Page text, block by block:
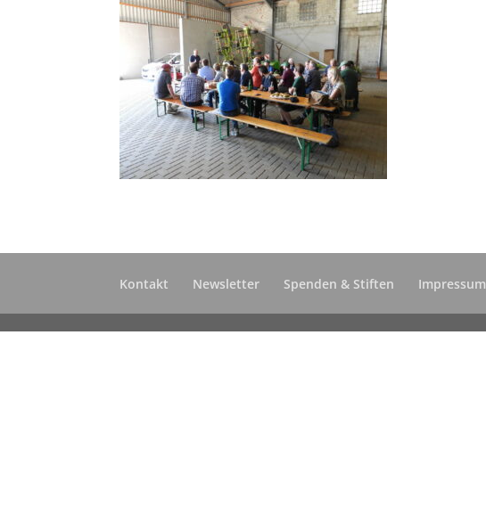
Kontakt Newsletter Spenden & Stiften Impressum